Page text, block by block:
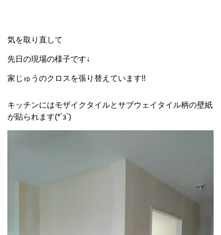
気を取り直して
先日の現場の様子です↓
家じゅうのクロスを張り替えています!!
キッチンにはモザイクタイルとサブウェイタイル柄の壁紙
が貼られます(*´з`)